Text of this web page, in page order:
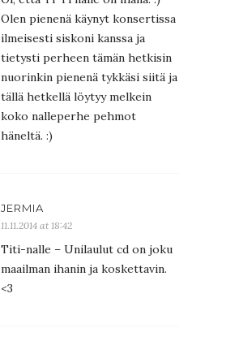
Olen pienenä käynyt konsertissa
ilmeisesti siskoni kanssa ja
tietysti perheen tämän hetkisin
nuorinkin pienenä tykkäsi siitä ja
tällä hetkellä löytyy melkein
koko nalleperhe pehmot
häneltä. :)
JERMIA
11.11.2014 at 18:42
Titi-nalle – Unilaulut cd on joku
maailman ihanin ja koskettavin.
<3